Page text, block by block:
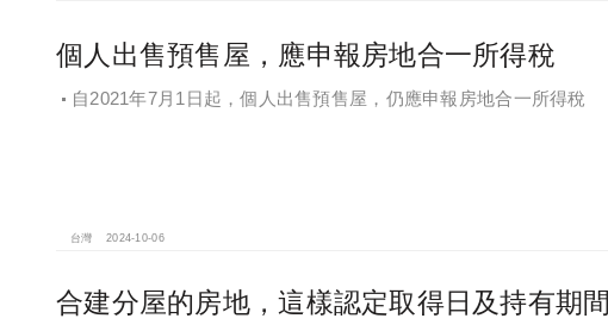
個人出售預售屋，應申報房地合一所得稅
自2021年7月1日起，個人出售預售屋，仍應申報房地合一所得稅
台灣 2024-10-06
合建分屋的房地，這樣認定取得日及持有期間